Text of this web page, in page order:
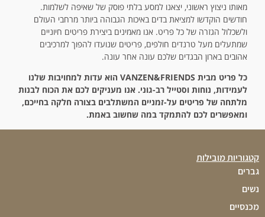
מאותו ניצוץ ראשוני, יצאנו למסע בלתי פוסק של שאיפה לשלמות.
חודשים הוקדשו למציאת בדים באיכות הגבוהה ביותר מרחבי העולם
ולשכלול הגזרה של כל פריט. אנו מאמינים ביצירת פריטים חיוניים
שמתעלים מעל טרנדים חולפים, פריטים שנועדו להפוך למרכיבים
אהובים בארון הבגדים שלכם עונה אחר עונה.
כל פריט מבית VANZEN&FRIENDS הוא עדות למחויבות שלנו
לעמידות, נוחות וסטייל רב-גוני. אנו מעניקים לכם את הכוח לבנות
מלתחה של פריטים על-זמניים המשתלבים בצורה חלקה בחייכם,
ומאפשרים לכם להתמקד במה שחשוב באמת.
קטגוריות מובילות
גברים
נשים
מכנסיים